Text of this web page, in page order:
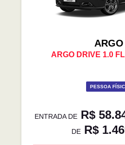
ARGO
ARGO DRIVE 1.0
PESSOA
ENTRADA DER$
DER$